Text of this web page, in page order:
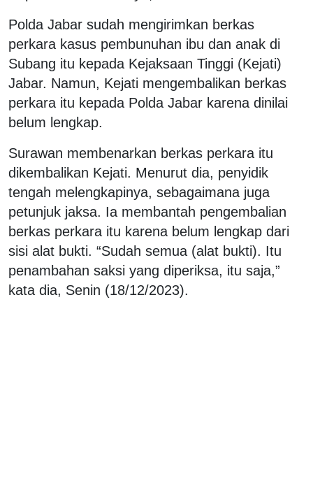
Polda Jabar sudah mengirimkan berkas
perkara kasus pembunuhan ibu dan anak di
Subang itu kepada Kejaksaan Tinggi (Kejati)
Jabar. Namun, Kejati mengembalikan berkas
perkara itu kepada Polda Jabar karena dinilai
belum lengkap.
Surawan membenarkan berkas perkara itu
dikembalikan Kejati. Menurut dia, penyidik
tengah melengkapinya, sebagaimana juga
petunjuk jaksa. Ia membantah pengembalian
berkas perkara itu karena belum lengkap dari
sisi alat bukti. “Sudah semua (alat bukti). Itu
penambahan saksi yang diperiksa, itu saja,”
kata dia, Senin (18/12/2023).